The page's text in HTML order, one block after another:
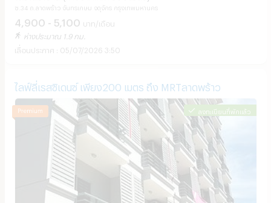
ซ.34 ถ.ลาดพร้าว จันทรเกษม จตุจักร กรุงเทพมหานคร
4,900 - 5,100 บาท/เดือน
ห่างประมาณ 1.9 กม.
05/07/2026 3:50
ไลฟ์ลี่เรสซิเดนซ์ เพียง200 เมตร ถึง MRTลาดพร้าว
ลงทะเบียนที่พักแล้ว